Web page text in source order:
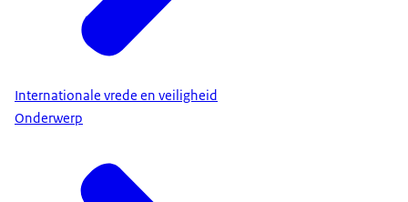
Internationale vrede en veiligheid
Onderwerp